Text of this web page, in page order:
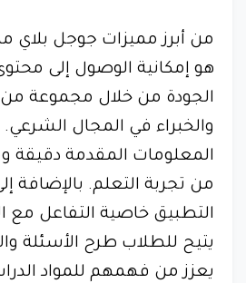
من أبرز مميزات جوجل بلاي
هو إمكانية الوصول إلى
الجودة من خلال مجموعة
والخبراء في المجال
المعلومات المقدمة دقيقة
من تجربة التعلم. بالإضافة
التطبيق خاصية التفاعل مع
يتيح للطلاب طرح الأسئلة
يعزز من فهمهم للمواد